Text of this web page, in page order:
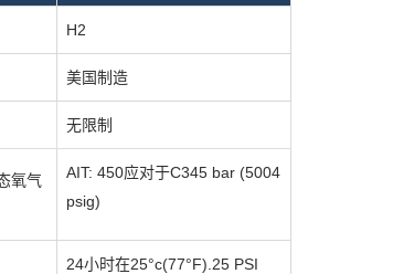
H2
美国制造
无限制
氧气
AIT: 450应对于C345 bar (5004
psig)
24小时在25°c(77°F).25 PSI